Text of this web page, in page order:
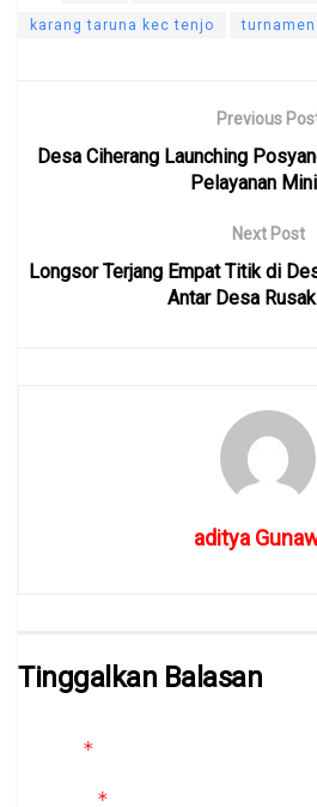
karang taruna kec tenjo turnamen
Previous
Desa Ciherang Launching
Pelayanan
Next Post
Longsor Terjang Empat Titik di
Antar Desa
aditya
Tinggalkan Balasan
*
*